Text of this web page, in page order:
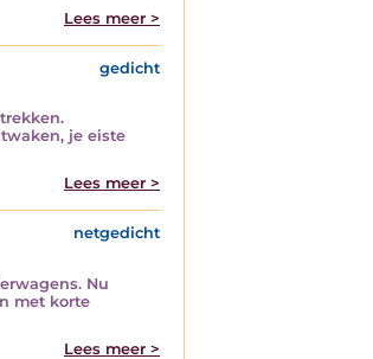
Lees meer >
gedicht
je eiste
Lees meer >
netgedicht
Nu
met korte
Lees meer >